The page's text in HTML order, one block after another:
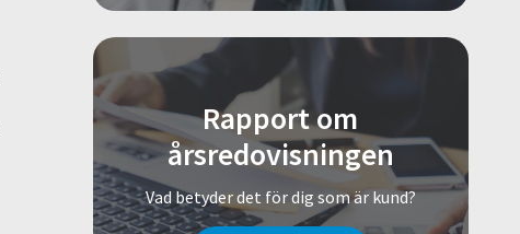
Rapport om
årsredovisningen
Vad betyder det för dig som är kund?